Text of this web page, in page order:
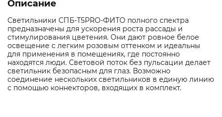
Описание
Светильники СПБ-Т5PRO-ФИТО полного спектра
предназначены для ускорения роста рассады и
стимулирования цветения. Они дают ровное белое
освещение с легким розовым оттенком и идеальны
для применения в помещениях, где постоянно
находятся люди. Световой поток без пульсации делает
светильник безопасным для глаз. Возможно
соединение нескольких светильников в единую линию
с помощью коннекторов, входящих в комплект.